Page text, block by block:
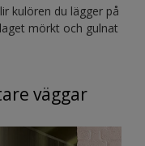
kulören du lägger på
mörkt och gulnat
väggar